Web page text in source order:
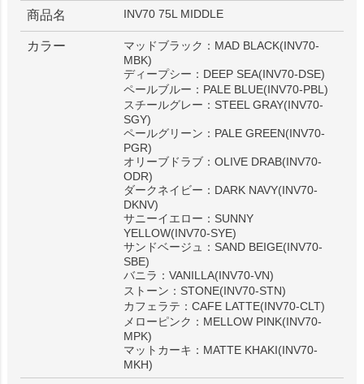
商品名 INV70 75L MIDDLE
カラー
マッドブラック：MAD BLACK(INV70-
MBK)
ディープシー：DEEP SEA(INV70-DSE)
ペールブルー：PALE BLUE(INV70-PBL)
スチールグレー：STEEL GRAY(INV70-
SGY)
ペールグリーン：PALE GREEN(INV70-
PGR)
オリーブドラブ：OLIVE DRAB(INV70-
ODR)
ダークネイビー：DARK NAVY(INV70-
DKNV)
サニーイエロー：SUNNY
YELLOW(INV70-SYE)
サンドベージュ：SAND BEIGE(INV70-
SBE)
バニラ：VANILLA(INV70-VN)
ストーン：STONE(INV70-STN)
カフェラテ：CAFE LATTE(INV70-CLT)
メローピンク：MELLOW PINK(INV70-
MPK)
マットカーキ：MATTE KHAKI(INV70-
MKH)